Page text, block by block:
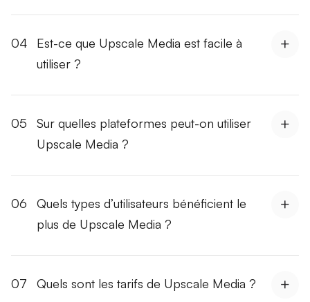
04
Est-ce que Upscale Media est facile à
utiliser ?
05
Sur quelles plateformes peut-on utiliser
Upscale Media ?
06
Quels types d’utilisateurs bénéficient le
plus de Upscale Media ?
07 Quels sont les tarifs de Upscale Media ?